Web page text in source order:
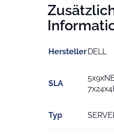
HerstellerDELL
SLA
Typ